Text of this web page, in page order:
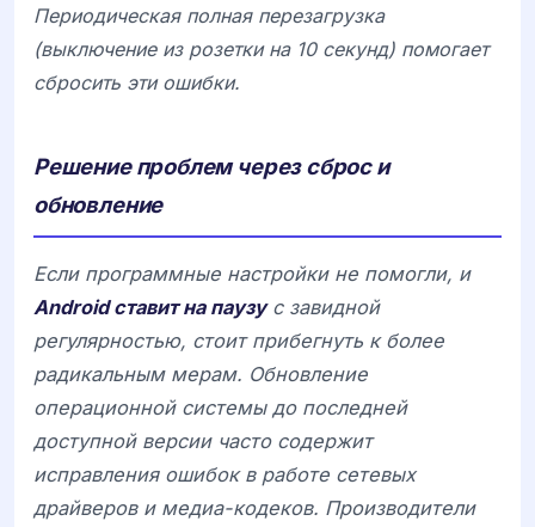
Периодическая полная перезагрузка
(выключение из розетки на 10 секунд) помогает
сбросить эти ошибки.
Решение проблем через сброс и
обновление
Если программные настройки не помогли, и
Android ставит на паузус завидной
регулярностью, стоит прибегнуть к более
радикальным мерам. Обновление
операционной системы до последней
доступной версии часто содержит
исправления ошибок в работе сетевых
драйверов и медиа-кодеков. Производители